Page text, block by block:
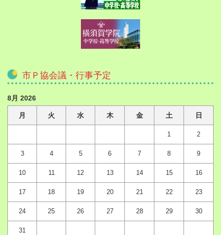
市Ｐ協会議・行事予定
8月 2026
月 火 水 木 金 土 日
1 2
3 4 5 6 7 8 9
10 11 12 13 14 15 16
17 18 19 20 21 22 23
24 25 26 27 28 29 30
31